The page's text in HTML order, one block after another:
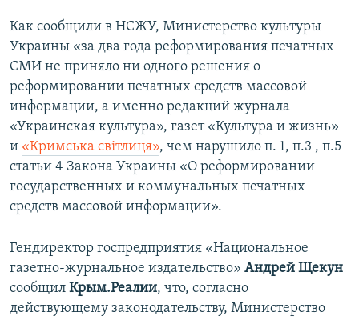
Как сообщили в НСЖУ, Министерство культуры
Украины «за два года реформирования печатных
СМИ не приняло ни одного решения о
реформировании печатных средств массовой
информации, а именно редакций журнала
«Украинская культура», газет «Культура и жизнь»
и «Кримська світлиця», чем нарушило п. 1, п.3 , п.5
статьи 4 Закона Украины «О реформировании
государственных и коммунальных печатных
средств массовой информации».
Гендиректор госпредприятия «Национальное
газетно-журнальное издательство» Андрей Щекун
сообщил Крым.Реалии, что, согласно
действующему законодательству, Министерство